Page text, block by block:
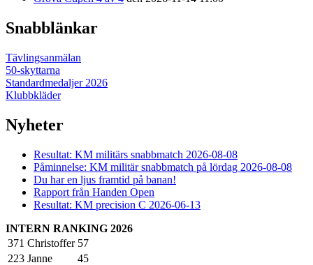
Snabblänkar
Tävlingsanmälan
50-skyttarna
Standardmedaljer 2026
Klubbkläder
Nyheter
Resultat: KM militärs snabbmatch 2026-08-08
Påminnelse: KM militär snabbmatch på lördag 2026-08-08
Du har en ljus framtid på banan!
Rapport från Handen Open
Resultat: KM precision C 2026-06-13
INTERN RANKING 2026
371 Christoffer 57
223 Janne
45